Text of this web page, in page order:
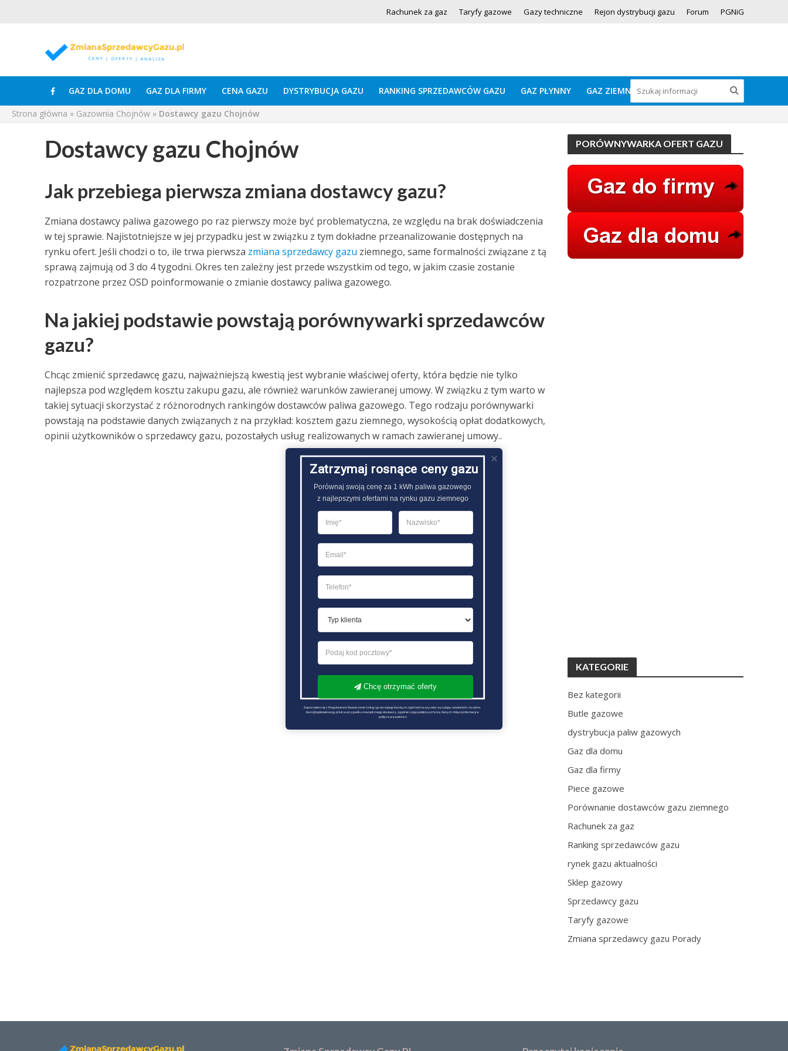
Rachunek za gaz Taryfy gazowe Gazy techniczne Rejon dystrybucji gazu Forum PGNiG
GAZ DLA DOMU GAZ DLA FIRMY CENA GAZU DYSTRYBUCJA GAZU RANKING SPRZEDAWCÓW GAZU GAZ PŁYNNY GAZ ZIEMNY
Strona główna » Gazownia Chojnów » Dostawcy gazu Chojnów
Dostawcy gazu Chojnów
Jak przebiega pierwsza zmiana dostawcy gazu?
Zmiana dostawcy paliwa gazowego po raz pierwszy może być problematyczna, ze względu na brak doświadczenia
w tej sprawie. Najistotniejsze w jej przypadku jest w związku z tym dokładne przeanalizowanie dostępnych na
rynku ofert. Jeśli chodzi o to, ile trwa pierwsza zmiana sprzedawcy gazu ziemnego, same formalności związane z tą
sprawą zajmują od 3 do 4 tygodni. Okres ten zależny jest przede wszystkim od tego, w jakim czasie zostanie
rozpatrzone przez OSD poinformowanie o zmianie dostawcy paliwa gazowego.
Na jakiej podstawie powstają porównywarki sprzedawców
gazu?
Chcąc zmienić sprzedawcę gazu, najważniejszą kwestią jest wybranie właściwej oferty, która będzie nie tylko
najlepsza pod względem kosztu zakupu gazu, ale również warunków zawieranej umowy. W związku z tym warto w
takiej sytuacji skorzystać z różnorodnych rankingów dostawców paliwa gazowego. Tego rodzaju porównywarki
powstają na podstawie danych związanych z na przykład: kosztem gazu ziemnego, wysokością opłat dodatkowych,
opinii użytkowników o sprzedawcy gazu, pozostałych usług realizowanych w ramach zawieranej umowy..
PORÓWNYWARKA OFERT GAZU
KATEGORIE
Bez kategorii
Butle gazowe
dystrybucja paliw gazowych
Gaz dla domu
Gaz dla firmy
Piece gazowe
Porównanie dostawców gazu ziemnego
Rachunek za gaz
Ranking sprzedawców gazu
rynek gazu aktualności
Sklep gazowy
Sprzedawcy gazu
Taryfy gazowe
Zmiana sprzedawcy gazu Porady
Zatrzymaj rosnące ceny gazu
Porównaj swoją cenę za 1 kWh paliwa gazowego
z najlepszymi ofertami na rynku gazu ziemnego
Chcę otrzymać oferty
Zapoznałem się z Regulaminem Świadczenie Usług i go akceptuję Każdą ze zgód można wycofać wysyłając wiadomość na adres
biuro@optimalenergy.pl lub w przypadku zewnętrznego dostawcy, zgodnie z jego polityką ochrony danych. Więcej informacji w
polityce prywatności